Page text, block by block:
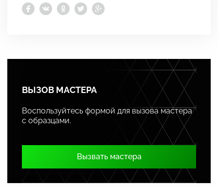
ВЫЗОВ МАСТЕРА
Воспользуйтесь формой для вызова мастера
с образцами.
Вызвать мастера